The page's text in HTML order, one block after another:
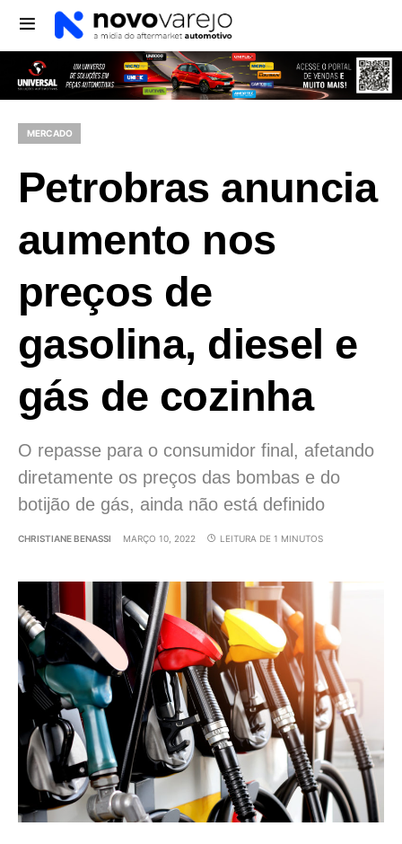
MERCADO
Petrobras anuncia
aumento nos
preços de
gasolina, diesel e
gás de cozinha
O repasse para o consumidor final, afetando
diretamente os preços das bombas e do
botijão de gás, ainda não está definido
CHRISTIANE BENASSI MARÇO 10, 2022 LEITURA DE 1 MINUTOS